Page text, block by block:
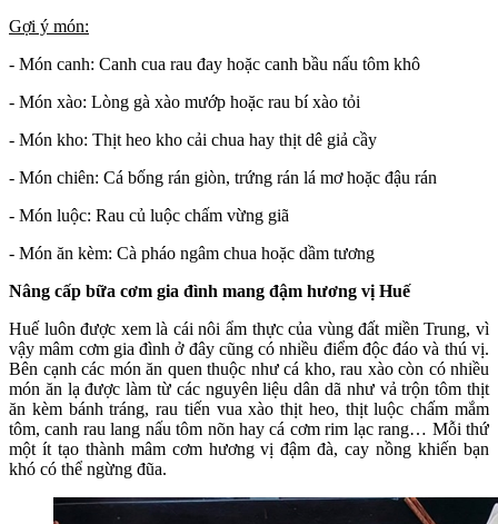
Gợi ý món:
- Món canh: Canh cua rau đay hoặc canh bầu nấu tôm khô
- Món xào: Lòng gà xào mướp hoặc rau bí xào tỏi
- Món kho: Thịt heo kho cải chua hay thịt dê giả cầy
- Món chiên: Cá bống rán giòn, trứng rán lá mơ hoặc đậu rán
- Món luộc: Rau củ luộc chấm vừng giã
- Món ăn kèm: Cà pháo ngâm chua hoặc dầm tương
Nâng cấp bữa cơm gia đình mang đậm hương vị Huế
Huế luôn được xem là cái nôi ẩm thực của vùng đất miền Trung, vì
vậy mâm cơm gia đình ở đây cũng có nhiều điểm độc đáo và thú vị.
Bên cạnh các món ăn quen thuộc như cá kho, rau xào còn có nhiều
món ăn lạ được làm từ các nguyên liệu dân dã như vả trộn tôm thịt
ăn kèm bánh tráng, rau tiến vua xào thịt heo, thịt luộc chấm mắm
tôm, canh rau lang nấu tôm nõn hay cá cơm rim lạc rang… Mỗi thứ
một ít tạo thành mâm cơm hương vị đậm đà, cay nồng khiến bạn
khó có thể ngừng đũa.